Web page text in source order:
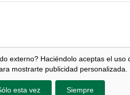
externo? Haciéndolo aceptas el uso
mostrarte publicidad personalizada.
esta vez Siempre